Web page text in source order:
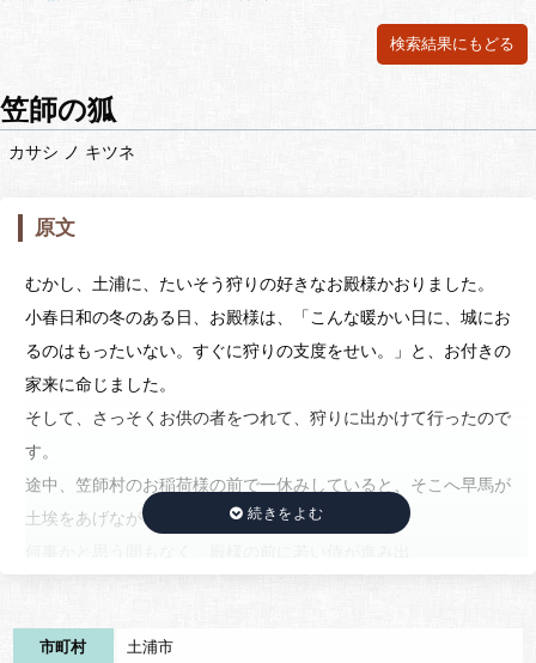
検索結果にもどる
笠師の狐
カサシ ノ キツネ
原文
むかし、土浦に、たいそう狩りの好きなお殿様かおりました。
小春日和の冬のある日、お殿様は、「こんな暖かい日に、城にお
るのはもったいない。すぐに狩りの支度をせい。」と、お付きの
家来に命じました。
そして、さっそくお供の者をつれて、狩りに出かけて行ったので
す。
途中、笠師村のお稲荷様の前で一休みしていると、そこへ早馬が
土埃をあげながらやってきました。
城の方角に目をやると、空が真赤に見え、確かに火事のようなの
市町村 土浦市